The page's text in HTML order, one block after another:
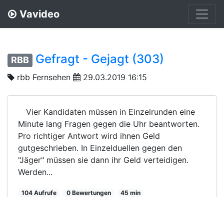
Vavideo
RBB Gefragt - Gejagt (303)
rbb Fernsehen 29.03.2019 16:15
Vier Kandidaten müssen in Einzelrunden eine
Minute lang Fragen gegen die Uhr beantworten.
Pro richtiger Antwort wird ihnen Geld
gutgeschrieben. In Einzelduellen gegen den
"Jäger" müssen sie dann ihr Geld verteidigen.
Werden...
104 Aufrufe 0 Bewertungen
45 min